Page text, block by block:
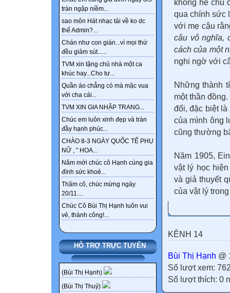
tràn ngập niềm...
sao môn Hát nhạc tải về ko dc
thế Admin?...
Chán như con gián...vì mọi thứ
đều giảm sút......
TVM xin tặng chủ nhà một ca
khúc hay...Cho tư...
Quần áo chẳng có mà mặc vua
với cha cái...
TVM XIN GIA NHẬP TRANG...
Chúc em luôn xinh đẹp và tràn
đầy hạnh phúc...
CHÀO 8-3 NGÀY QUỐC TẾ PHỤ
NỮ , " HOA...
Năm mới chúc cô Hạnh cùng gia
đình sức khoẻ...
Thăm cô, chúc mừng ngày
20/11....
Chúc Cô Bùi Thị Hạnh luôn vui
vẻ, thành công!...
HỖ TRỢ TRỰC TUYẾN
(Bùi Thị Hạnh)
(Bùi Thị Thuỷ)
không hề chủ
qua chính sức
với mẹ cậu
câu vô nghĩa,
cách của một
nghi ngờ với
Những thành
một thần
đổi, đặc biệt
của mình ông
cũng thường
Năm 1905,
vật lý học
và giả thuyết
của vật lý
KÊNH 14
Bùi Thị Hạnh @
Số lượt xem:
Số lượt thích: 0